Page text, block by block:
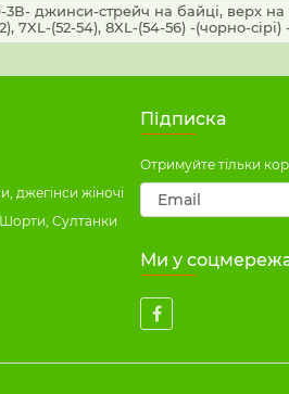
джинси-стрейч на байці, верх на
7XL-(52-54), 8XL-(54-56) -(чорно-сірі)
джегінси жіночі
Султанки
Підписка
Отримуйте тільки
Ми у